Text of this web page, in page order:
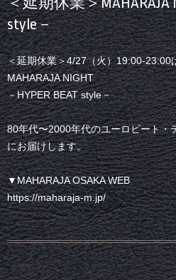
style－
＜延期休業＞4/27（火）19:00-23:00
MAHARAJA NIGHT
－HYPER BEAT style－
80年代〜2000年代のユーロビート・
にお届けします。
▼MAHARAJA OSAKA WEB
https://maharaja-m.jp/